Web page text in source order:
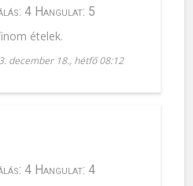
4 Hangulat: 5
ételek.
december 18., hétfő 08:12
4 Hangulat: 4